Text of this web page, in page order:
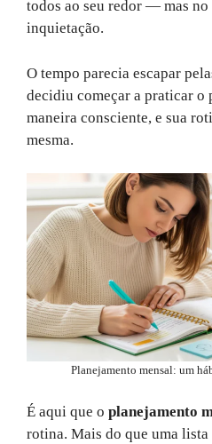
todos ao seu redor — mas
inquietação.
O tempo parecia escapar
decidiu começar a praticar o
maneira consciente, e sua
mesma.
Planejamento mensal: um
É aqui que o planejamento
rotina. Mais do que uma lista